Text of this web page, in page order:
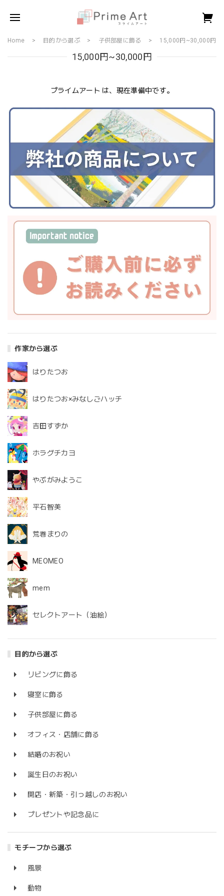
作家から選ぶ
はりたつお
はりたつお×みなしごハッチ
吉田すずか
ホラグチカヨ
やぶがみようこ
平石智美
荒巻まりの
MEOMEO
mem
セレクトアート（油絵）
目的から選ぶ
リビングに飾る
寝室に飾る
子供部屋に飾る
オフィス・店舗に飾る
結婚のお祝い
誕生日のお祝い
開店・新築・引っ越しのお祝い
プレゼントや記念品に
モチーフから選ぶ
風景
動物
Home 目的から選ぶ 子供部屋に飾る 15,000円~30,000円
15,000円~30,000円
プライムアート は、現在準備中です。